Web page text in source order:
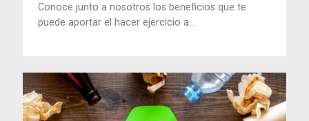
Conoce junto a nosotros los beneficios que te
puede aportar el hacer ejercicio a...